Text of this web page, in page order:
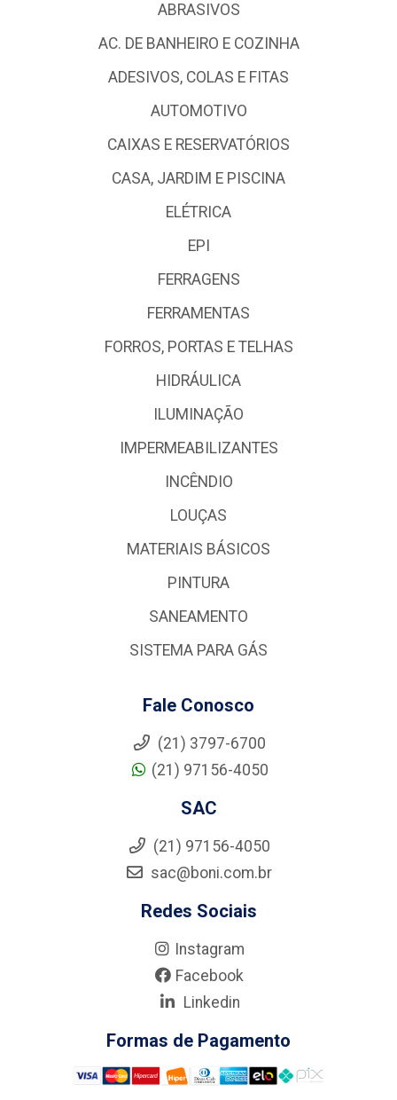
ABRASIVOS
AC. DE BANHEIRO E COZINHA
ADESIVOS, COLAS E FITAS
AUTOMOTIVO
CAIXAS E RESERVATÓRIOS
CASA, JARDIM E PISCINA
ELÉTRICA
EPI
FERRAGENS
FERRAMENTAS
FORROS, PORTAS E TELHAS
HIDRÁULICA
ILUMINAÇÃO
IMPERMEABILIZANTES
INCÊNDIO
LOUÇAS
MATERIAIS BÁSICOS
PINTURA
SANEAMENTO
SISTEMA PARA GÁS
Fale Conosco
(21) 3797-6700
(21) 97156-4050
SAC
(21) 97156-4050
sac@boni.com.br
Redes Sociais
Instagram
Facebook
Linkedin
Formas de Pagamento